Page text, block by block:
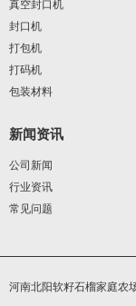
真空封口机
封口机
打包机
打码机
包装材料
新闻资讯
公司新闻
行业资讯
常见问题
河南北阳软籽石榴家庭农